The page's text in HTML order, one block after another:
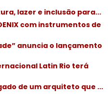
lazer e inclusão para...
com instrumentos de
anuncia o lançamento
Latin Rio terá
de um arquiteto que ...